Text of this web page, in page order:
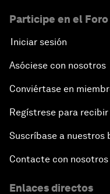
Participe en el Foro
Iniciar sesión
Asóciese con nosotros
Conviértase en
Regístrese para
Suscríbase a nuestros
Contacte con nosotros
Enlaces directos